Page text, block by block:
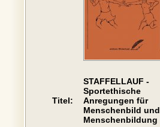
Titel:
STAFFELLAUF -
Sportethische
Anregungen für
Menschenbild und
Menschenbildung